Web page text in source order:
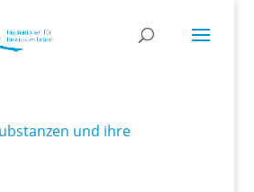
und ihre